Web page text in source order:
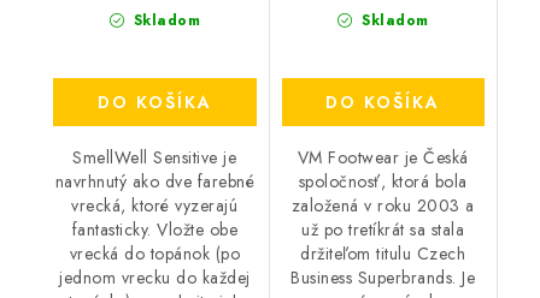
Skladom
DO KOŠÍKA
SmellWell Sensitive je
navrhnutý ako dve farebné
vrecká, ktoré vyzerajú
fantasticky. Vložte obe
vrecká do topánok (po
jednom vrecku do každej
Skladom
DO KOŠÍKA
VM Footwear je Česká
spoločnosť, ktorá bola
založená v roku 2003 a
už po tretíkrát sa stala
držiteľom titulu Czech
Business Superbrands. Je